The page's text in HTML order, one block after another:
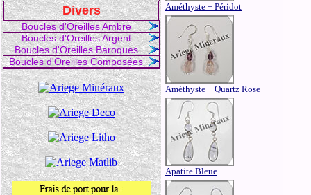
Divers
Boucles d'Oreilles Ambre
Boucles d'Oreilles Argent
Boucles d'Oreilles Baroques
Boucles d'Oreilles Composées
Améthyste + Péridot
Améthyste + Quartz Rose
Apatite Bleue